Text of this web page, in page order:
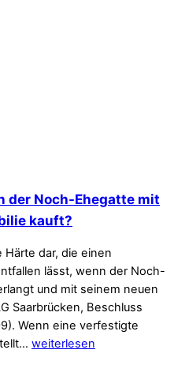
der Noch-Ehegatte mit
kauft?
Härte dar, die einen
lässt, wenn der Noch-
und mit seinem neuen
Saarbrücken, Beschluss
Wenn eine verfestigte
weiterlesen